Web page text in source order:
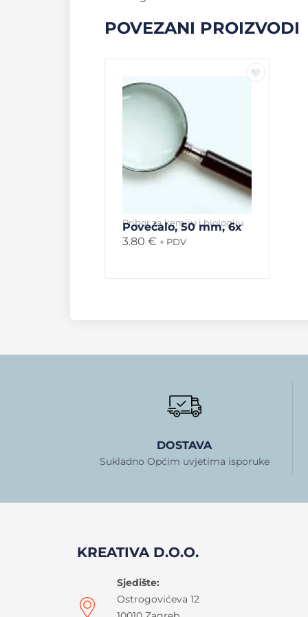
POVEZANI PROIZVODI
Pribor za kemiju i biologiju
Povećalo, 50 mm, 6x
3.80 € + PDV
DOSTAVA
Sukladno Općim uvjetima isporuke
KREATIVA D.O.O.
Sjedište:
Ostrogovićeva 12